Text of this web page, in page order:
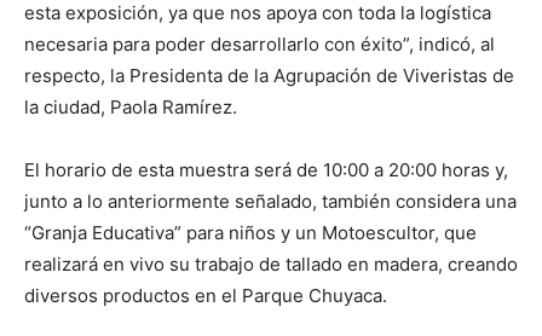
esta exposición, ya que nos apoya con toda la logística
necesaria para poder desarrollarlo con éxito”, indicó, al
respecto, la Presidenta de la Agrupación de Viveristas de
la ciudad, Paola Ramírez.
El horario de esta muestra será de 10:00 a 20:00 horas y,
junto a lo anteriormente señalado, también considera una
“Granja Educativa” para niños y un Motoescultor, que
realizará en vivo su trabajo de tallado en madera, creando
diversos productos en el Parque Chuyaca.